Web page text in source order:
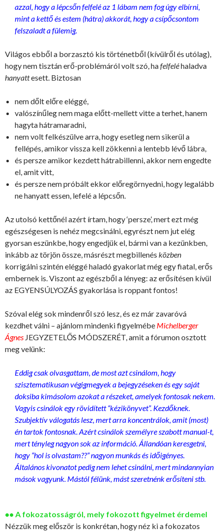
azzal, hogy a lépcsőn felfelé az 1 lábam nem fog úgy elbírni,
mint a kettő és estem (hátra) akkorát, hogy a csípőcsontom
felszaladt a fülemig.
Világos ebből a borzasztó kis történetből (kívülről és utólag),
hogy nem tisztán erő-problémáról volt szó, hafelfeléhaladva
hanyattesett. Biztosan
nem dőlt előre eléggé,
valószínűleg nem maga előtt-mellett vitte a terhet, hanem
hagyta hátramaradni,
nem volt felkészülve arra, hogy esetleg nem sikerül a
fellépés, amikor vissza kell zökkenni a lentebb lévő lábra,
és persze amikor kezdett hátrabillenni, akkor nem engedte
el, amit vitt,
és persze nem próbált ekkor előregörnyedni, hogy legalább
ne hanyatt essen, lefelé a lépcsőn.
Az utolsó kettőnél azért írtam, hogy ‘persze’, mert ezt még
egészségesen is nehéz megcsinálni, egyrészt nem jut elég
gyorsan eszünkbe, hogy engedjük el, bármi van a kezünkben,
inkább az törjön össze, másrészt megbillenés közben
korrigálni szintén eléggé haladó gyakorlat még egy fiatal, erős
embernek is. Viszont az egészből a lényeg: az erősítésen kívül
az EGYENSÚLYOZÁS gyakorlása is roppant fontos!
Szóval elég sok mindenről szó lesz, és ez már zavaróvá
kezdhet válni – ajánlom mindenki figyelmébe Michelberger
Ágnes JEGYZETELŐS MÓDSZERÉT, amit a fórumon osztott
meg velünk:
Eddig csak olvasgattam, de most azt csinálom, hogy
szisztematikusan végigmegyek a bejegyzéseken és egy saját
doksiba kimásolom azokat a részeket, amelyek fontosak nekem.
Vagyis csinálok egy rövidített “kézikönyvet”. Kezdőknek.
Szubjektív válogatás lesz, mert arra koncentrálok, amit (most)
én tartok fontosnak. Azért csinálok személyre szabott manual-t,
mert tényleg nagyon sok az információ. Állandóan keresgetni,
hogy “hol is olvastam??” nagyon munkás és időigényes.
Általános kivonatot pedig nem lehet csinálni, mert mindannyian
mások vagyunk. Mástól félünk, mást szeretnénk erősíteni stb.
•• A fokozatosságról, mely fokozott figyelmet érdemel
Nézzük meg először is konkrétan, hogy néz ki a fokozatos